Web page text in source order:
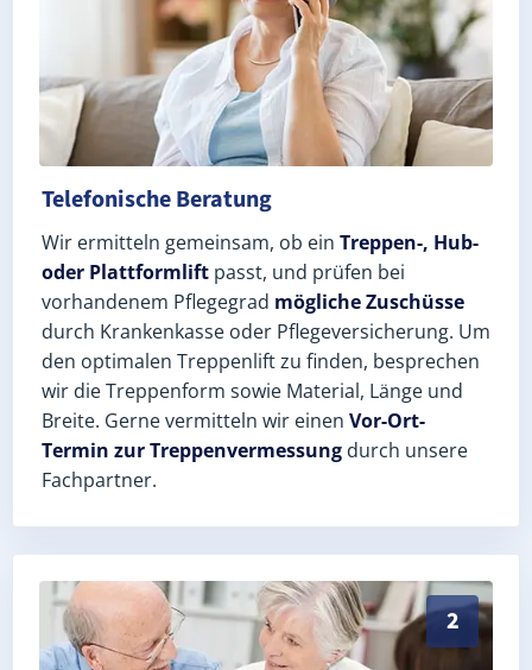
Telefonische Beratung
Wir ermitteln gemeinsam, ob ein Treppen-, Hub-
oder Plattformlift passt, und prüfen bei
vorhandenem Pflegegrad mögliche Zuschüsse
durch Krankenkasse oder Pflegeversicherung. Um
den optimalen Treppenlift zu finden, besprechen
wir die Treppenform sowie Material, Länge und
Breite. Gerne vermitteln wir einen Vor-Ort-
Termin zur Treppenvermessung durch unsere
Fachpartner.
2
Exaktes Aufmaß in Bad Klosterlausnitz (Saale-